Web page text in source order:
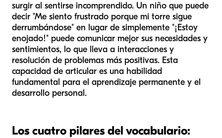
surgir al sentirse incomprendido. Un niño que puede
decir "Me siento frustrado porque mi torre sigue
derrumbándose" en lugar de simplemente "¡Estoy
enojado!" puede comunicar mejor sus necesidades y
sentimientos, lo que lleva a interacciones y
resolución de problemas más positivas. Esta
capacidad de articular es una habilidad
fundamental para el aprendizaje permanente y el
desarrollo personal.
Los cuatro pilares del vocabulario: